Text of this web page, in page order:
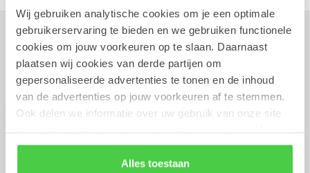
Wij gebruiken analytische cookies om je een optimale
gebruikerservaring te bieden en we gebruiken functionele
cookies om jouw voorkeuren op te slaan. Daarnaast
plaatsen wij cookies van derde partijen om
gepersonaliseerde advertenties te tonen en de inhoud
van de advertenties op jouw voorkeuren af te stemmen.
Ook delen we informatie over uw gebruik van onze site
rekening mee dat als je bepaalde cookies blokkeert, het
de correcte werking van de website kan verstoren.
Alles toestaan
Ja, ik wens op de hoogte te blijven van
nieuwe producten en thema's (uitschrijven
kan op elk moment).
Blijf op de hoogte over onze laatste acties